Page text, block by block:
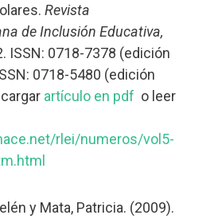
Revista
de Inclusión Educativa,
ISSN: 0718-7378 (edición
0718-5480 (edición
artículo en pdf o leer
rlei/numeros/vol5-
y Mata, Patricia. (2009).